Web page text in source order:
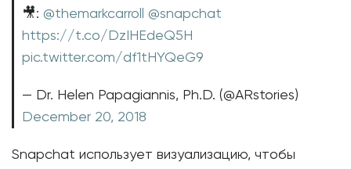
🎥: @themarkcarroll
@snapchat
https://t.co/DzIHEdeQ5H
pic.twitter.com/df1tHYQeG9
— Dr. Helen Papagiannis, Ph.D. (@ARstories)
December 20, 2018
Snapchat использует визуализацию, чтобы